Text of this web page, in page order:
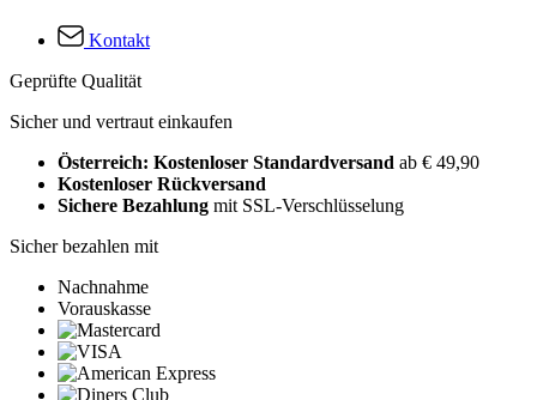
Kontakt
Geprüfte Qualität
Sicher und vertraut einkaufen
Österreich: Kostenloser Standardversand ab € 49,90
Kostenloser Rückversand
Sichere Bezahlung mit SSL-Verschlüsselung
Sicher bezahlen mit
Nachnahme
Vorauskasse